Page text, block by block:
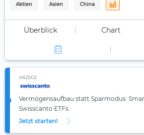
Aktien Asien China
Überblick Chart
ANZEIGE
Vermögensaufbau statt Sparmodus:
Swisscanto ETFs.
Jetzt starten!